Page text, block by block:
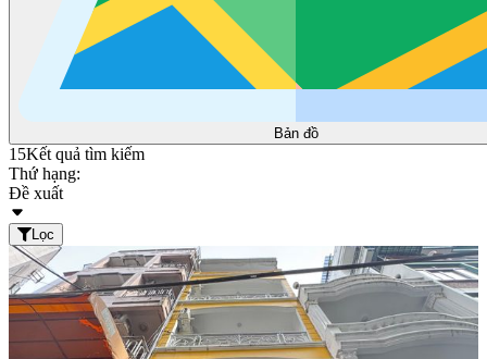
Bản đồ
15Kết quả tìm kiếm
Thứ hạng:
Đề xuất
Lọc